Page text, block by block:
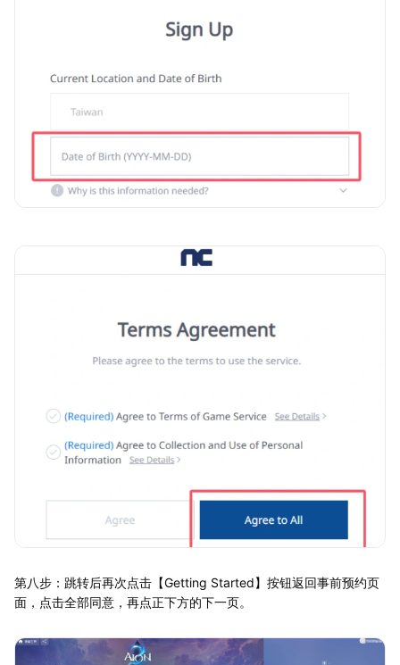
第八步：跳转后再次点击【Getting Started】按钮返回事前预约页
面，点击全部同意，再点正下方的下一页。